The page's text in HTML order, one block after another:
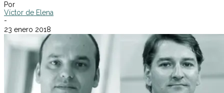
Por
Víctor de Elena
-
23 enero 2018